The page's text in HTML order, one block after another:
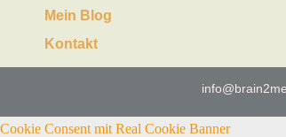
Mein Blog
Kontakt
Cookie Consent mit Real Cookie Banner